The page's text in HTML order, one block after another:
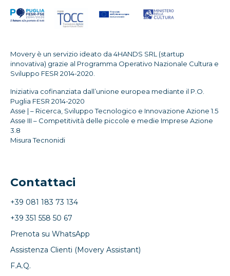
Movery è un servizio ideato da 4HANDS SRL (startup
innovativa) grazie al Programma Operativo Nazionale Cultura e
Sviluppo FESR 2014-2020.
Iniziativa cofinanziata dall’unione europea mediante il P.O.
Puglia FESR 2014-2020
Asse | – Ricerca, Sviluppo Tecnologico e Innovazione Azione 1.5
Asse III – Competitività delle piccole e medie Imprese Azione
3.8
Misura Tecnonidi
Contattaci
+39 081 183 73 134
+39 351 558 50 67
Prenota su WhatsApp
Assistenza Clienti (Movery Assistant)
F.A.Q.